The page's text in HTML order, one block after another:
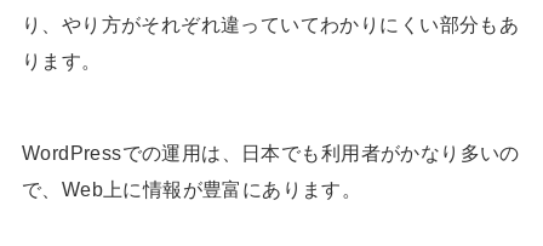
り、やり方がそれぞれ違っていてわかりにくい部分もあ
ります。
WordPressでの運用は、日本でも利用者がかなり多いの
で、Web上に情報が豊富にあります。